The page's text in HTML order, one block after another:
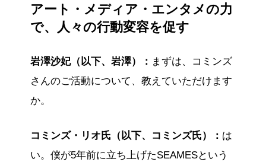
さらに、社会課題解決を広めるには「快感ポイ
ントの設計」が必要だと強調。
「RE:麻雀」のように、楽しみながら環境問題
で効果的だと提案しています。
※この要約は生成AIをもとに作成しました。
アート・メディア・エンタメの力
で、人々の行動変容を促す
岩澤沙妃（以下、岩澤）： まずは、コミンズ
さんのご活動について、教えていただけます
か。
コミンズ・リオ氏（以下、コミンズ氏）： は
い。僕が5年前に立ち上げたSEAMESという